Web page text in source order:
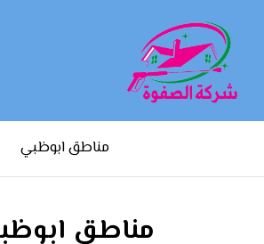
مناطق ابوظبي
مناطق